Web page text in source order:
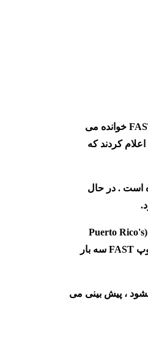
خوانده می
کردند که
است . در حال
Puerto Rico's
FAST سه بار
ایجاد نشود ، پیش بینی می